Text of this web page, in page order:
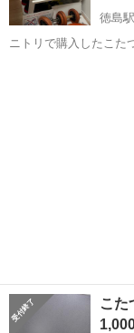
徳島駅
ニトリで購入したこた
こた